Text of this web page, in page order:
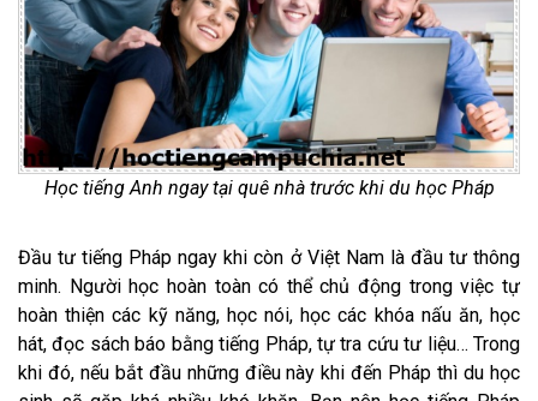
Học tiếng Anh ngay tại quê nhà trước khi du học Pháp
Đầu tư tiếng Pháp ngay khi còn ở Việt Nam là đầu tư thông
minh. Người học hoàn toàn có thể chủ động trong việc tự
hoàn thiện các kỹ năng, học nói, học các khóa nấu ăn, học
hát, đọc sách báo bằng tiếng Pháp, tự tra cứu tư liệu… Trong
khi đó, nếu bắt đầu những điều này khi đến Pháp thì du học